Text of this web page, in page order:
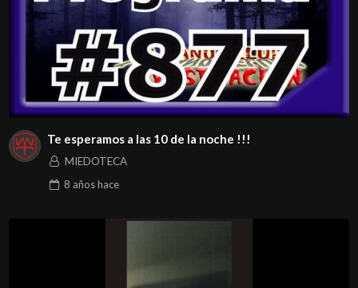
Te esperamos a las 10 de la noche !!!
MIEDOTECA
8 añoshace